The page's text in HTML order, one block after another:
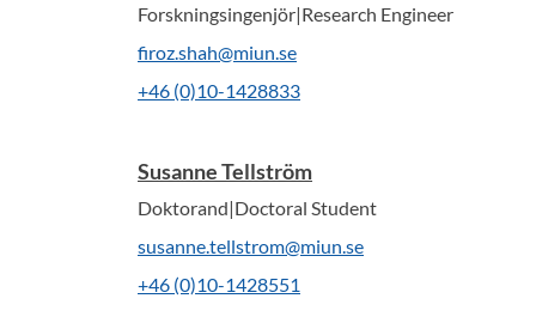
Forskningsingenjör|Research Engineer
firoz.shah@miun.se
+46 (0)10-1428833
Susanne Tellström
Doktorand|Doctoral Student
susanne.tellstrom@miun.se
+46 (0)10-1428551